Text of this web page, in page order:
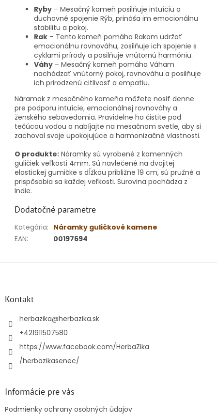
Ryby – Mesačný kameň posilňuje intuíciu a
duchovné spojenie Rýb, prináša im emocionálnu
stabilitu a pokoj.
Rak – Tento kameň pomáha Rakom udržať
emocionálnu rovnováhu, zosilňuje ich spojenie s
cyklami prírody a posilňuje vnútornú harmóniu.
Váhy – Mesačný kameň pomáha Váham
nachádzať vnútorný pokoj, rovnováhu a posilňuje
ich prirodzenú citlivosť a empatiu.
Náramok z mesačného kameňa môžete nosiť denne
pre podporu intuície, emocionálnej rovnováhy a
ženského sebavedomia. Pravidelne ho čistite pod
tečúcou vodou a nabíjajte na mesačnom svetle, aby si
zachoval svoje upokojujúce a harmonizačné vlastnosti.
O produkte: Náramky sú vyrobené z kamenných
guličiek veľkosti 4mm. Sú navlečené na dvojitej
elastickej gumičke s dĺžkou približne 19 cm, sú pružné a
prispôsobia sa každej veľkosti. Surovina pochádza z
Indie.
Dodatočné parametre
Kategória: Náramky guličkové kamene
EAN: 00197694
Kontakt
herbazika@herbazika.sk
+421911507580
https://www.facebook.com/HerbaZika
/herbazikasenec/
Informácie pre vás
Podmienky ochrany osobných údajov